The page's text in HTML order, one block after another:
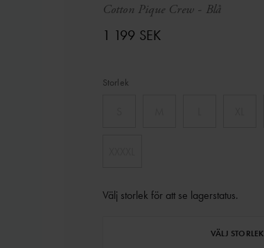
Cotton Pique Crew - Blå
1 199 SEK
Storlek
Välj storlek för att se lagerstatus.
VÄLJ STORLEK